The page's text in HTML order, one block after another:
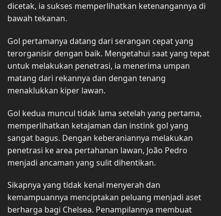
dicetak, ia sukses memperlihatkan ketenangannya di
bawah tekanan.
Gol pertamanya datang dari serangan cepat yang
terorganisir dengan baik. Mengetahui saat yang tepat
untuk melakukan penetrasi, ia menerima umpan
matang dari rekannya dan dengan tenang
menaklukkan kiper lawan.
Gol kedua muncul tidak lama setelah yang pertama,
memperlihatkan ketajaman dan instink gol yang
sangat bagus. Dengan keberaniannya melakukan
penetrasi ke area pertahanan lawan, João Pedro
menjadi ancaman yang sulit dihentikan.
Sikapnya yang tidak kenal menyerah dan
kemampuannya menciptakan peluang menjadi aset
berharga bagi Chelsea. Penampilannya membuat